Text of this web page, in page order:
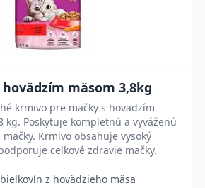
mäsom 3,8kg
krmivo pre mačky s hovädzím
kg. Poskytuje kompletnú a vyváženú
Krmivo obsahuje vysoký
celkové zdravie mačky.
z hovädzieho mäsa